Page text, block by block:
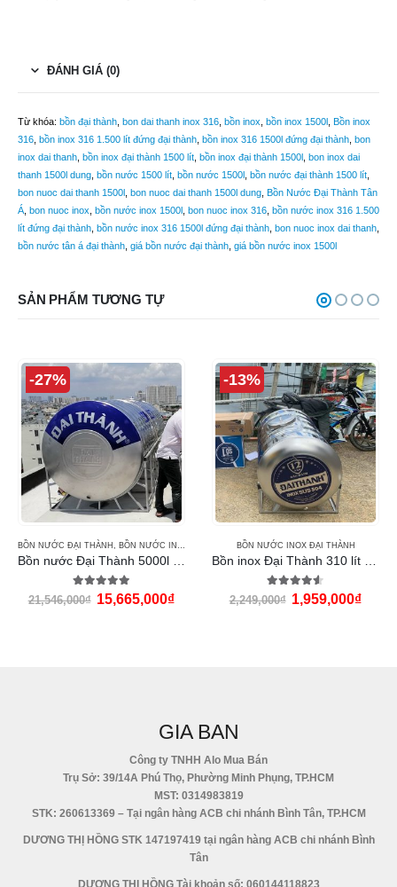
ĐÁNH GIÁ (0)
Từ khóa: bồn đại thành bon dai thanh inox 316 bồn inox bồn inox 1500l
Bồn inox
316 bồn inox 316 1.500 lít đứng đại thành bồn inox 316 1500l đứng đại thành bon
inox dai thanh bồn inox đại thành 1500 lít bồn inox đại thành 1500l
bon inox dai
thanh 1500l dung bồn nước 1500 lít bồn nước 1500l bồn nước đại thành 1500 lít
bon nuoc dai thanh 1500l
bon nuoc dai thanh 1500l dung
Bồn Nước Đại Thành Tân
Á bon nuoc inox bồn nước inox 1500l bon nuoc inox 316 bồn nước inox 316 1.500
lít đứng đại thành bồn nước inox 316 1500l đứng đại thành bon nuoc inox dai thanh
bồn nước tân á đại thành giá bồn nước đại thành giá bồn nước inox 1500l
SẢN PHẨM TƯƠNG TỰ
-27%
BỒN NƯỚC ĐẠI THÀNH , BỒN NƯỚC INOX ĐẠI THÀNH
5.00 out of 5
21,546,000₫ 15,665,000₫
-13%
BỒN NƯỚC INOX ĐẠI THÀNH
4.50 out of 5
2,249,000₫ 1,959,000₫
GIA BAN
Công ty TNHH Alo Mua Bán
Trụ Sở: 39/14A Phú Thọ, Phường Minh Phụng, TP.HCM
MST: 0314983819
STK: 260613369 – Tại ngân hàng ACB chi nhánh Bình Tân, TP.HCM
DƯƠNG THỊ HỒNG STK 147197419 tại ngân hàng ACB chi nhánh Bình
Tân
DƯƠNG THỊ HỒNG Tài khoản số: 060144118823